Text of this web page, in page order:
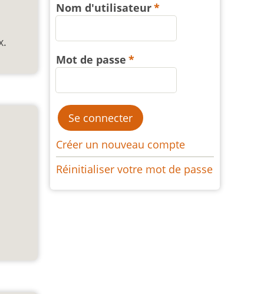
Nom d'utilisateur
Mot de passe
Créer un nouveau compte
Réinitialiser votre mot de passe